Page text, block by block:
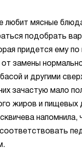
любит мясные
подобрать
придется ему по
от замены
и другими
зачастую мало
жиров и пищевых
напомнила,